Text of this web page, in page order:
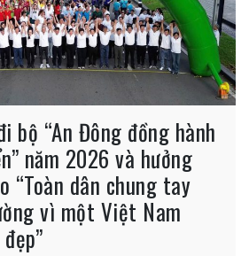
bộ “An Đông đồng hành
năm 2026 và hưởng
“Toàn dân chung tay
vì một Việt Nam